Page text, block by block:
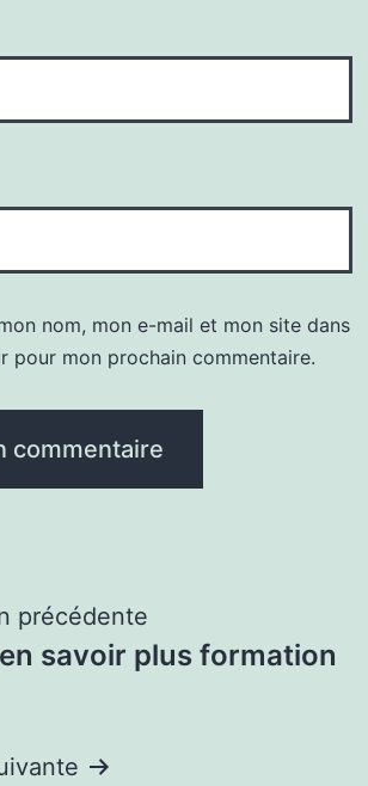
nom, mon e-mail et mon site dans
pour mon prochain commentaire.
précédente
savoir plus formation